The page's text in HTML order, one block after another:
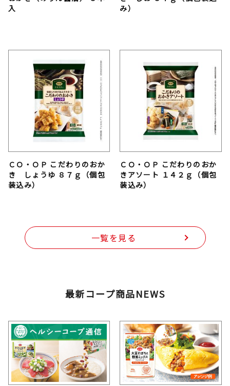
入
み）
ＣＯ・ＯＰ こだわりのおか
き しょうゆ ８７ｇ（個包
装込み）
ＣＯ・ＯＰ こだわりのおか
きアソート １４２ｇ（個包
装込み）
一覧を見る
最新コープ商品NEWS